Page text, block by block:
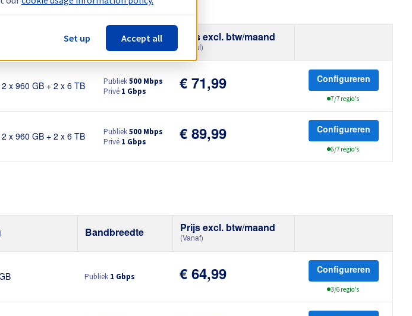
Bandbreedte Prijs excl. btw/maand
(Vanaf)
x 960 GB + 2 x 6 TB
Publiek500 Mbps
Privé 1 Gbps € 71,99 Configureren
7/7 regio's
x 960 GB + 2 x 6 TB
Publiek500 Mbps
Privé 1 Gbps € 89,99 Configureren
6/7 regio's
Bandbreedte Prijs excl. btw/maand
(Vanaf)
Publiek 1 Gbps € 64,99 Configureren
3/6 regio's
Set up Accept all